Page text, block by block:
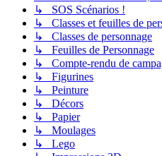
↳ SOS Scénarios !
↳ Classes et feuilles de
↳ Classes de personnage
↳ Feuilles de Personnage
↳ Compte-rendu de
↳ Figurines
↳ Peinture
↳ Décors
↳ Papier
↳ Moulages
↳ Lego